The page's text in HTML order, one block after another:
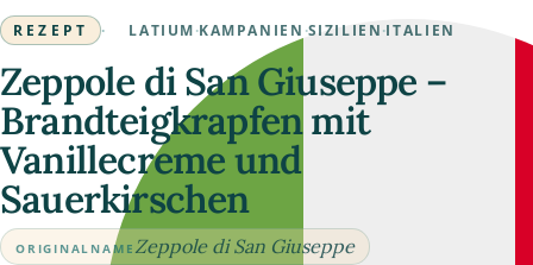
REZEPT · LATIUM ·KAMPANIEN ·SIZILIEN ·ITALIEN
Zeppole di San Giuseppe –
Brandteigkrapfen mit
Vanillecreme und
Sauerkirschen
ORIGINALNAME Zeppole di San Giuseppe